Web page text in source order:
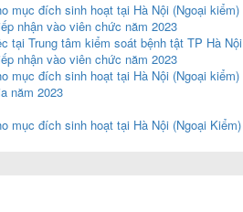
mục đích sinh hoạt tại Hà Nội (Ngoại kiểm)
nhận vào viên chức năm 2023
tại Trung tâm kiểm soát bệnh tật TP Hà Nội
nhận vào viên chức năm 2023
mục đích sinh hoạt tại Hà Nội (Ngoại kiểm)
năm 2023
mục đích sinh hoạt tại Hà Nội (Ngoại Kiểm)